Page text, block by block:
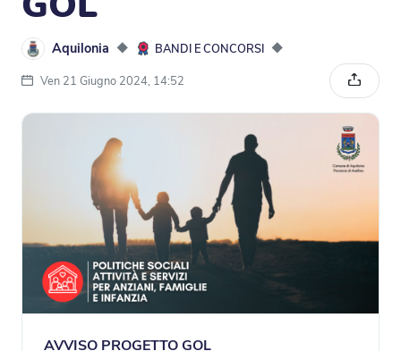
Aquilonia ◆ BANDI E CONCORSI ◆
Ven 21 Giugno 2024, 14:52
AVVISO PROGETTO GOL